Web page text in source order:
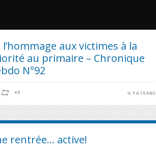
l’hommage aux victimes à la
au primaire – Chronique
N°92
IL Y A 10 ANS
rentrée… active!